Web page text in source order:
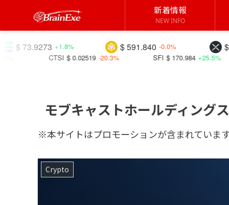
新着情報
NEW INFO
$ 1.03009 -0.1%
$ 591.840 -0.0%
+1.8%
MLN $
SFI $ 170.984 +25.5%
$ 0.02519 -20.3%
モブキャストホールディング
※本サイトはプロモーションが含まれていま
Crypto